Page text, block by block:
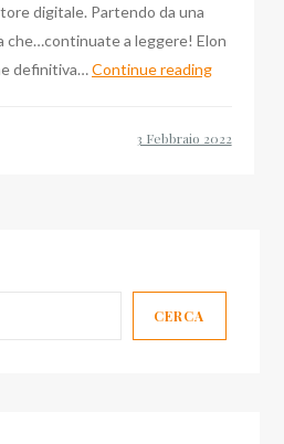
digitale. Partendo da una
che…continuate a leggere! Elon
definitiva…Continue readingRassegna
CERCA